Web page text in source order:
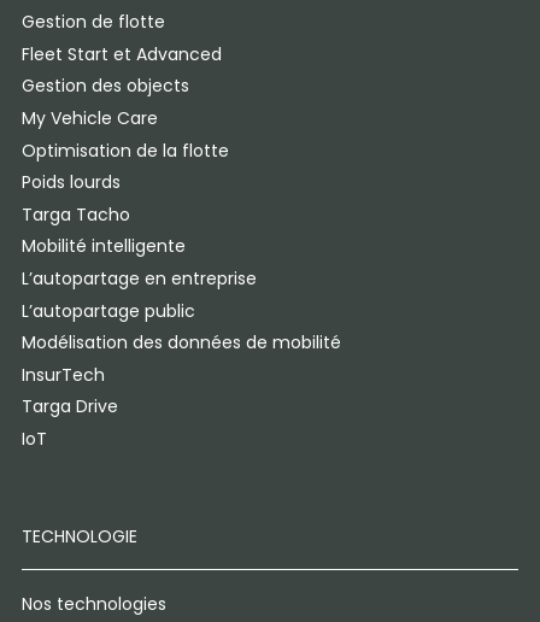
Gestion de flotte
Fleet Start et Advanced
Gestion des objects
My Vehicle Care
Optimisation de la flotte
Poids lourds
Targa Tacho
Mobilité intelligente
L’autopartage en entreprise
L’autopartage public
Modélisation des données de mobilité
InsurTech
Targa Drive
IoT
TECHNOLOGIE
Nos technologies